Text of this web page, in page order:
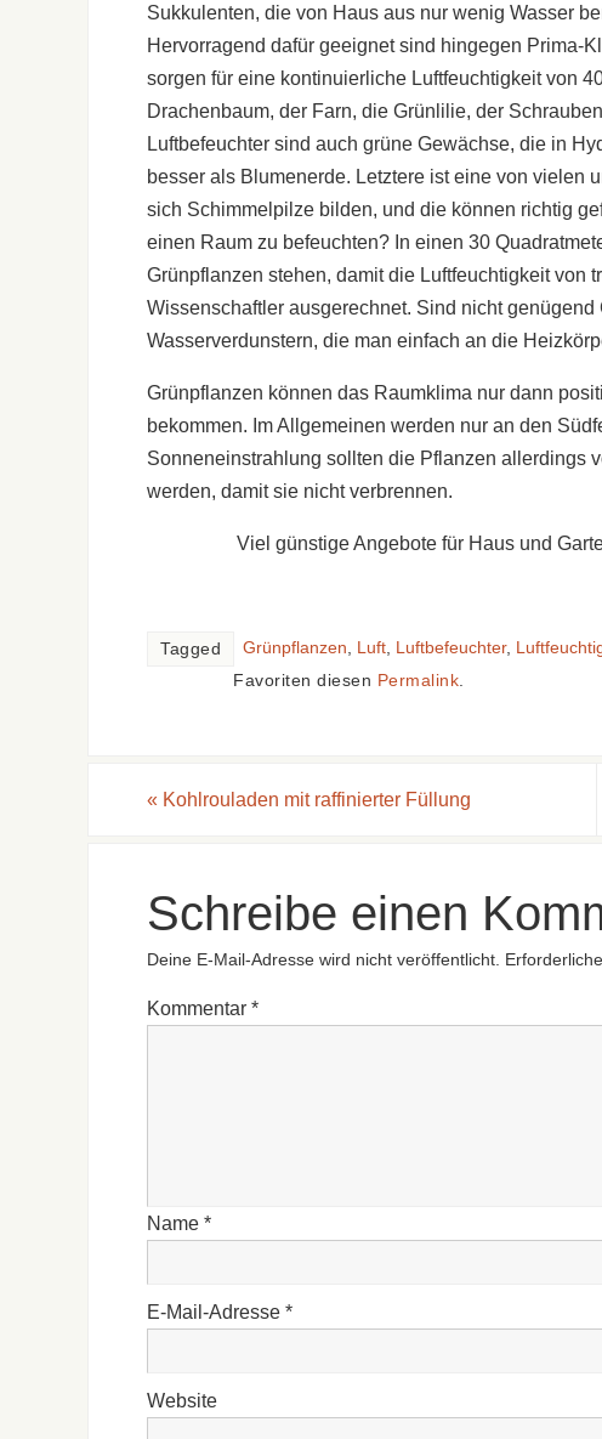
Sukkulenten, die von Haus aus nur wenig Wasser
Hervorragend dafür geeignet sind hingegen Prima-
sorgen für eine kontinuierliche Luftfeuchtigkeit von
Drachenbaum, der Farn, die Grünlilie, der
Luftbefeuchter sind auch grüne Gewächse, die in
besser als Blumenerde. Letztere ist eine von vielen
sich Schimmelpilze bilden, und die können richtig
einen Raum zu befeuchten? In einen 30
Grünpflanzen stehen, damit die Luftfeuchtigkeit von
Wissenschaftler ausgerechnet. Sind nicht
Wasserverdunstern, die man einfach an die
Grünpflanzen können das Raumklima nur dann
bekommen. Im Allgemeinen werden nur an den
Sonneneinstrahlung sollten die Pflanzen allerdings
werden, damit sie nicht verbrennen.
Viel günstige Angebote für Haus und
Tagged Grünpflanzen Luft Luftbefeuchter,
Favoriten diesen Permalink
« Kohlrouladen mit raffinierter Füllung
Schreibe einen
Deine E-Mail-Adresse wird nicht veröffentlicht.
Kommentar *
Name *
E-Mail-Adresse *
Website